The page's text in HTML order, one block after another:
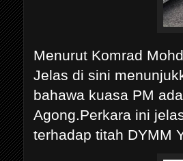
Menurut Komrad
Jelas di sini
bahawa kuasa PM
Agong.Perkara ini
terhadap titah DYMM